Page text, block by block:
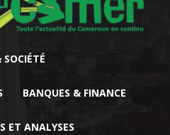
BANQUES & FINANCE
ET ANALYSES